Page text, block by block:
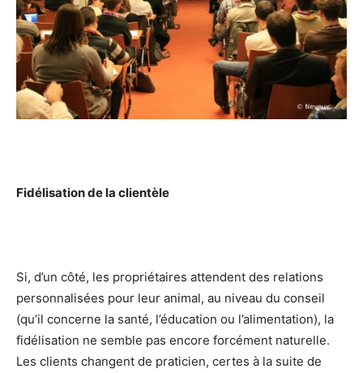
Fidélisation de la clientèle
Si, d’un côté, les propriétaires attendent des relations
personnalisées pour leur animal, au niveau du conseil
(qu’il concerne la santé, l’éducation ou l’alimentation), la
fidélisation ne semble pas encore forcément naturelle.
Les clients changent de praticien, certes à la suite de